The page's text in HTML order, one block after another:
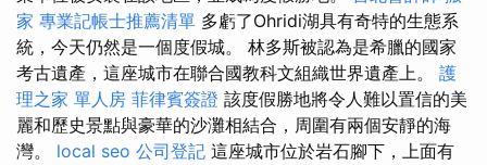
家 專業記帳士推薦清單 多虧了Ohridi湖具有奇特的生態系
統，今天仍然是一個度假城。 林多斯被認為是希臘的國家
考古遺產，這座城市在聯合國教科文組織世界遺產上。 護
理之家 單人房 菲律賓簽證 該度假勝地將令人難以置信的美
麗和歷史景點與豪華的沙灘相結合，周圍有兩個安靜的海
灣。 local seo 公司登記 這座城市位於岩石腳下，上面有